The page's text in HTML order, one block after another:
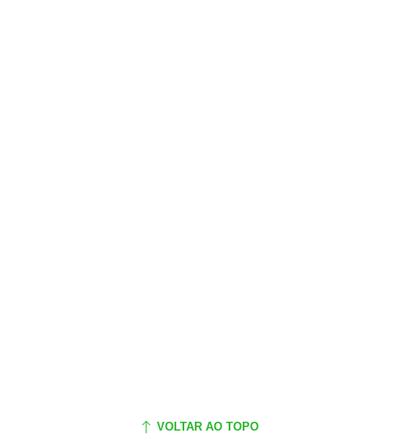
VOLTAR AO TOPO